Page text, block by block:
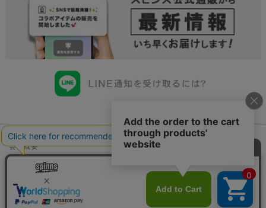
会社概要 会員規約について
店舗一覧
特定商取引法に基づく表示 古物商許可申請番号一覧
お問い合わせ